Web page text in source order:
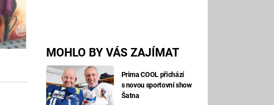
MOHLO BY VÁS ZAJÍMAT
Prima COOL přichází
s novou sportovní show
Šatna